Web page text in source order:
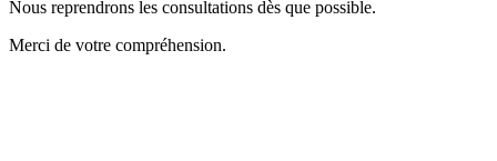
Nous reprendrons les consultations dès que possible.
Merci de votre compréhension.